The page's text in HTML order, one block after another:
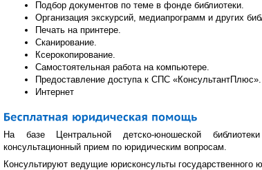
Подбор документов по теме в фонде библиотеки.
Организация экскурсий, медиапрограмм и других
Печать на принтере.
Сканирование.
Ксерокопирование.
Самостоятельная работа на компьютере.
Предоставление доступа к СПС «КонсультантПлюс».
Интернет
На базе Центральной детско-юношеской
консультационный прием по юридическим вопросам.
Консультируют ведущие юрисконсульты государственного